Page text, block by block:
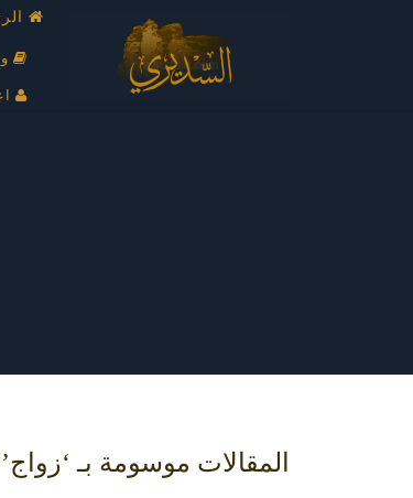
المقالات موسومة بـ ‘زواج’